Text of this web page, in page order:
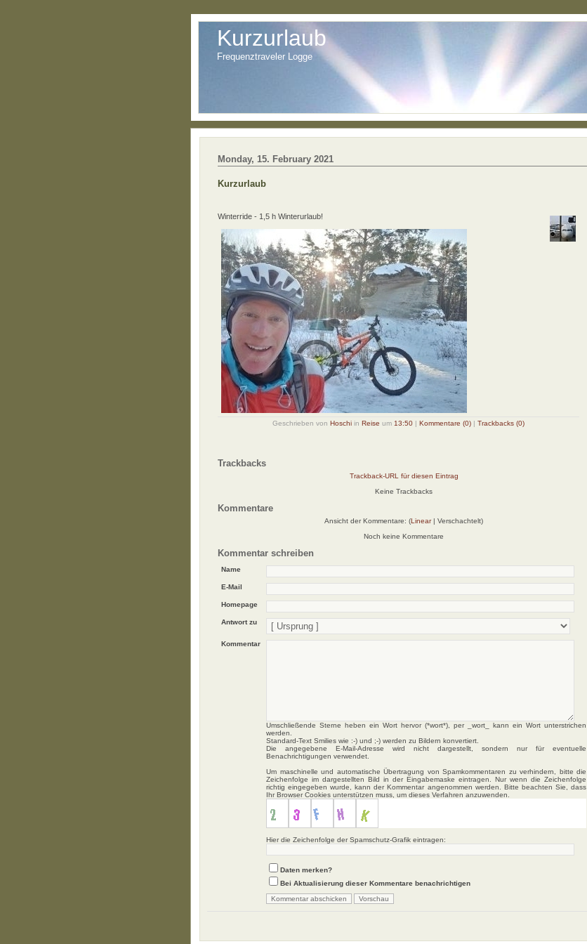
Kurzurlaub
Frequenztraveler Logge
Monday, 15. February 2021
Kurzurlaub
Winterride - 1,5 h Winterurlaub!
Geschrieben von Hoschi in Reise um 13:50 | Kommentare (0) | Trackbacks (0)
Trackbacks
Trackback-URL für diesen Eintrag
Keine Trackbacks
Kommentare
Ansicht der Kommentare: (Linear| Verschachtelt)
Noch keine Kommentare
Kommentar schreiben
Name
E-Mail
Homepage
Antwort zu
Kommentar
Umschließende Sterne heben ein Wort hervor (*wort*), per _wort_ kann ein Wort unterstrichen
werden.
Standard-Text Smilies wie :-) und ;-) werden zu Bildern konvertiert.
Die angegebene E-Mail-Adresse wird nicht dargestellt, sondern nur für eventuelle
Benachrichtigungen verwendet.
Um maschinelle und automatische Übertragung von Spamkommentaren zu verhindern, bitte die
Zeichenfolge im dargestellten Bild in der Eingabemaske eintragen. Nur wenn die Zeichenfolge
richtig eingegeben wurde, kann der Kommentar angenommen werden. Bitte beachten Sie, dass
Ihr Browser Cookies unterstützen muss, um dieses Verfahren anzuwenden.
Hier die Zeichenfolge der Spamschutz-Grafik eintragen:
Daten merken?
Bei Aktualisierung dieser Kommentare benachrichtigen